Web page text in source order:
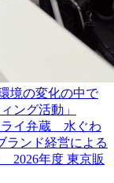
境の変化の中で
ング活動」
ライ弁蔵 水ぐわ
ランド経営による
2026年度 東京販